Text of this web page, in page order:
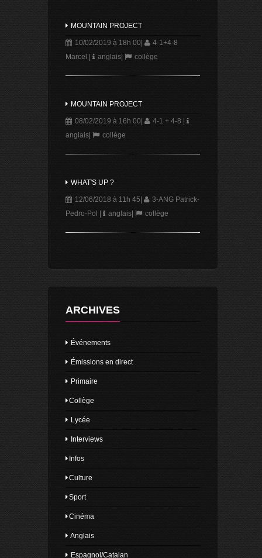
MOUNTAIN PROJECT
10/02/2019 à 18h 00|
4-1+4-8
Marcel
anglais| collège
MOUNTAIN PROJECT
08/02/2019 à 16h 00| 4-1 + 4-8
anglais| collège
WHAT'S UP ?
12/06/2018 à 11h 45
3-ANG Patrick-
Pedro-Pol
anglais| collège
ARCHIVES
Événements
Émissions en direct
Primaire
Collège
Lycée
Interviews
Infos
Culture
Sport
Cinéma
Anglais
Espagnol/Catalan